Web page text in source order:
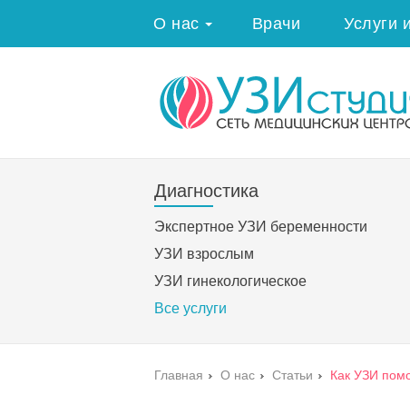
О нас Врачи Услуги
Диагностика
Экспертное УЗИ беременности
УЗИ взрослым
УЗИ гинекологическое
Все услуги
Главная › О нас › Статьи › Как УЗИ